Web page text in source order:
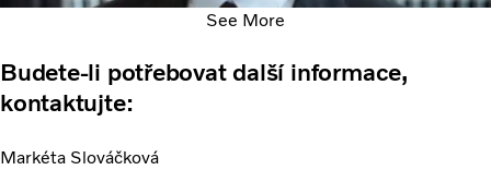
See More
Budete-li potřebovat další informace,
kontaktujte:
Markéta Slováčková